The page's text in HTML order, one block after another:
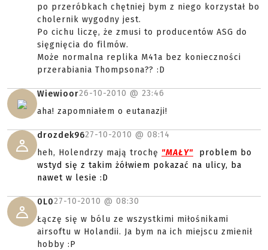
po przeróbkach chętniej bym z niego korzystał bo
cholernik wygodny jest.
Po cichu liczę, że zmusi to producentów ASG do
sięgnięcia do filmów.
Może normalna replika M41a bez konieczności
przerabiania Thompsona?? :D
Wiewioor26-10-2010 @ 23:46
aha! zapomniałem o eutanazji!
drozdek9627-10-2010 @ 08:14
heh, Holendrzy mają trochę "MAŁY"
problem bo
wstyd się z takim żółwiem pokazać na ulicy, ba
nawet w lesie :D
0L027-10-2010 @ 08:30
Łączę się w bólu ze wszystkimi miłośnikami
airsoftu w Holandii. Ja bym na ich miejscu zmienił
hobby :P